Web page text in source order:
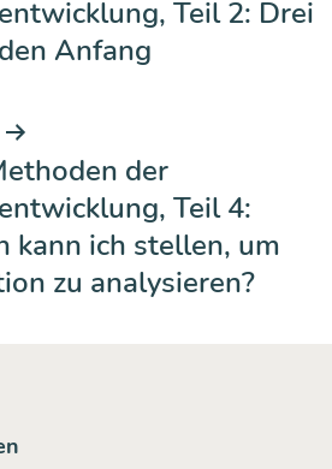
Teil 2: Drei
Anfang
der
Teil 4:
kann ich stellen, um
zu analysieren?